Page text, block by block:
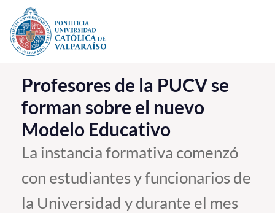
Click acá para ir directamente al contenido
La Universidad
Investigación, Creación e Innovación
PUCV Internacional
Vinculación con el Medio
Admisión
Profesores de la PUCV se
forman sobre el nuevo
Modelo Educativo
La instancia formativa comenzó
con estudiantes y funcionarios de
la Universidad y durante el mes